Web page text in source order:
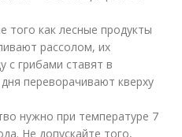
того как лесные продукты
рассолом, их
с грибами ставят в
переворачивают кверху
нужно при температуре 7
Не допускайте того,